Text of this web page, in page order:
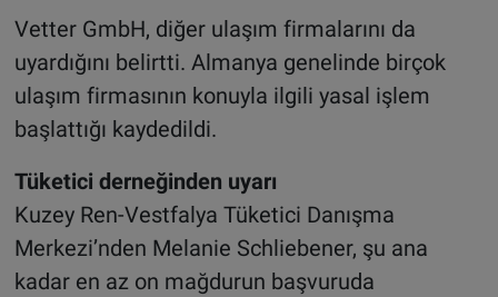
Vetter GmbH, diğer ulaşım firmalarını da
uyardığını belirtti. Almanya genelinde birçok
ulaşım firmasının konuyla ilgili yasal işlem
başlattığı kaydedildi.
Tüketici derneğinden uyarı
Kuzey Ren-Vestfalya Tüketici Danışma
Merkezi’nden Melanie Schliebener, şu ana
kadar en az on mağdurun başvuruda